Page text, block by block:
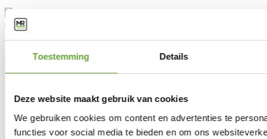
Toestemming Details
Deze website maakt gebruik van cookies
We gebruiken cookies om content en advertenties te
functies voor social media te bieden en om ons
Oplossingen
Industriële zonnepanelen
Energy Management System
Klantendienst
FAQ
Wetgeving